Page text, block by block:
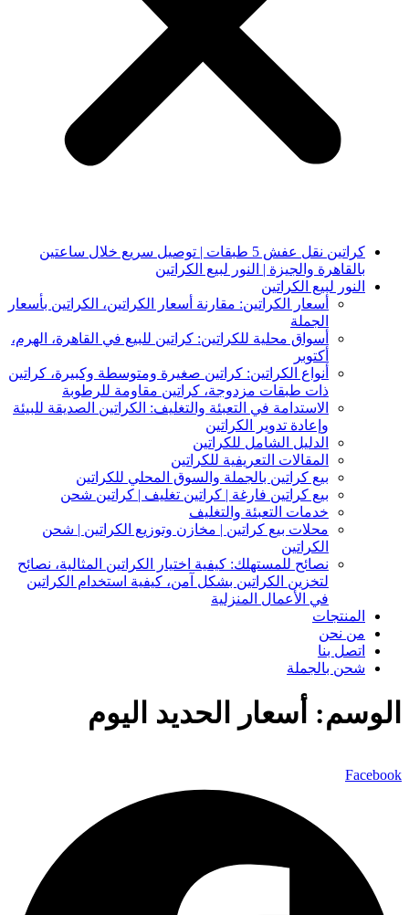
كراتين نقل عفش 5 طبقات | توصيل سريع خلال ساعتين
بالقاهرة والجيزة | النور لبيع الكراتين
النور لبيع الكراتين
أسعار الكراتين: مقارنة أسعار الكراتين، الكراتين بأسعار
الجملة
أسواق محلية للكراتين: كراتين للبيع في القاهرة، الهرم،
أكتوبر
أنواع الكراتين: كراتين صغيرة ومتوسطة وكبيرة، كراتين
ذات طبقات مزدوجة، كراتين مقاومة للرطوبة
الاستدامة في التعبئة والتغليف: الكراتين الصديقة للبيئة
وإعادة تدوير الكراتين
الدليل الشامل للكراتين
المقالات التعريفية للكراتين
بيع كراتين بالجملة والسوق المحلي للكراتين
بيع كراتين فارغة | كراتين تغليف | كراتين شحن
خدمات التعبئة والتغليف
محلات بيع كراتين | مخازن وتوزيع الكراتين | شحن
الكراتين
نصائح للمستهلك: كيفية اختيار الكراتين المثالية، نصائح
لتخزين الكراتين بشكل آمن، كيفية استخدام الكراتين
في الأعمال المنزلية
المنتجات
من نحن
اتصل بنا
شحن بالجملة
الوسم: أسعار الحديد اليوم
Facebook